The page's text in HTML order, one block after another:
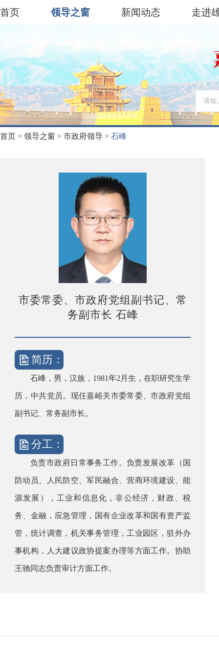
首页 领导之窗 新闻动态 走进
首页 > 领导之窗 > 市政府领导 > 石峰
市委常委、市政府党组副书记、常
务副市长 石峰
简历：
石峰，男，汉族，1981年2月生，在职研究生学
历，中共党员。现任嘉峪关市委常委、市政府党组
副书记、常务副市长。
分工：
负责市政府日常事务工作。负责发展改革（国
防动员、人民防空、军民融合、营商环境建设、能
源发展），工业和信息化，非公经济，财政、税
务、金融，应急管理，国有企业改革和国有资产监
管，统计调查，机关事务管理，工业园区，驻外办
事机构，人大建议政协提案办理等方面工作。协助
王驰同志负责审计方面工作。